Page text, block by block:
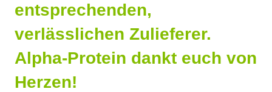
entsprechenden,
verlässlichen Zulieferer.
Alpha-Protein dankt euch von
Herzen!